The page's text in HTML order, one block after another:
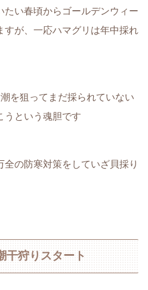
たい春頃からゴールデンウィー
すが、一応ハマグリは年中採れ
を狙ってまだ採られていない
うという魂胆です
の防寒対策をしていざ貝採り
干狩りスタート